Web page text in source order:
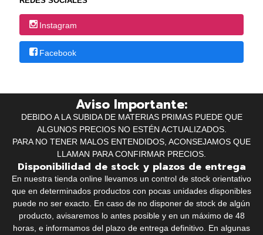
Instagram
Facebook
Aviso Importante:
DEBIDO A LA SUBIDA DE MATERIAS PRIMAS PUEDE QUE
ALGUNOS PRECIOS NO ESTÉN ACTUALIZADOS.
PARA NO TENER MALOS ENTENDIDOS, ACONSEJAMOS QUE
LLAMAN PARA CONFIRMAR PRECIOS.
Disponibilidad de stock y plazos de entrega
En nuestra tienda online llevamos un control de stock orientativo
que en determinados productos con pocas unidades disponibles
puede no ser exacto. En caso de no disponer de stock de algún
producto, avisaremos lo antes posible y en un máximo de 48
horas, e informamos del plazo de entrega definitivo. En algunas